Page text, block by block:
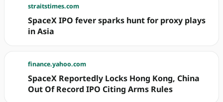
straitstimes.com
SpaceX IPO fever sparks hunt for proxy plays
in Asia
finance.yahoo.com
SpaceX Reportedly Locks Hong Kong, China
Out Of Record IPO Citing Arms Rules